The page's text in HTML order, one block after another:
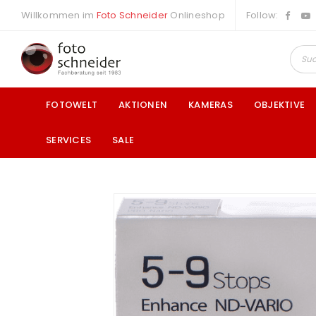
Willkommen im Foto Schneider Onlineshop Follow:
FOTOWELT AKTIONEN KAMERAS OBJEKTIVE
SERVICES SALE